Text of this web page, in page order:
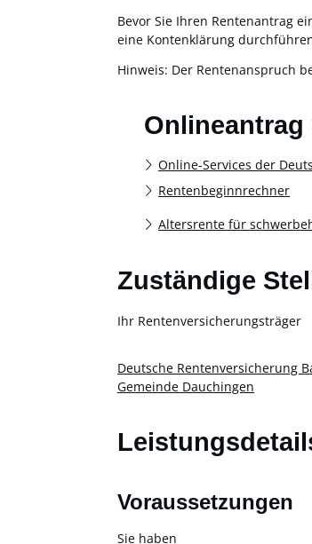
Bevor Sie Ihren Rentenantrag
eine Kontenklärung
Hinweis: Der Rentenanspruch
Online-Services der
Rentenbeginnrechner
Altersrente für
Zuständige
Ihr Rentenversicherungsträger
Deutsche Rentenversicherung
Gemeinde Dauchingen
Voraussetzungen
Sie haben